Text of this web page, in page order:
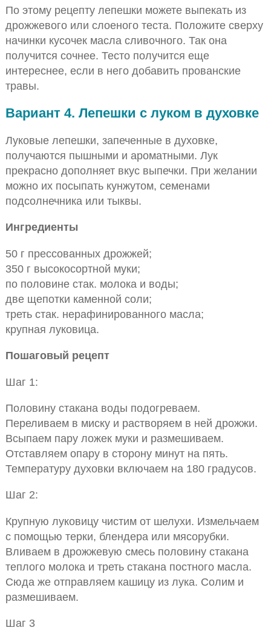
По этому рецепту лепешки можете выпекать из
дрожжевого или слоеного теста. Положите сверху
начинки кусочек масла сливочного. Так она
получится сочнее. Тесто получится еще
интереснее, если в него добавить прованские
травы.
Вариант 4. Лепешки с луком в духовке
Луковые лепешки, запеченные в духовке,
получаются пышными и ароматными. Лук
прекрасно дополняет вкус выпечки. При желании
можно их посыпать кунжутом, семенами
подсолнечника или тыквы.
Ингредиенты
50 г прессованных дрожжей;
350 г высокосортной муки;
по половине стак. молока и воды;
две щепотки каменной соли;
треть стак. нерафинированного масла;
крупная луковица.
Пошаговый рецепт
Шаг 1:
Половину стакана воды подогреваем.
Переливаем в миску и растворяем в ней дрожжи.
Всыпаем пару ложек муки и размешиваем.
Отставляем опару в сторону минут на пять.
Температуру духовки включаем на 180 градусов.
Шаг 2:
Крупную луковицу чистим от шелухи. Измельчаем
с помощью терки, блендера или мясорубки.
Вливаем в дрожжевую смесь половину стакана
теплого молока и треть стакана постного масла.
Сюда же отправляем кашицу из лука. Солим и
размешиваем.
Шаг 3